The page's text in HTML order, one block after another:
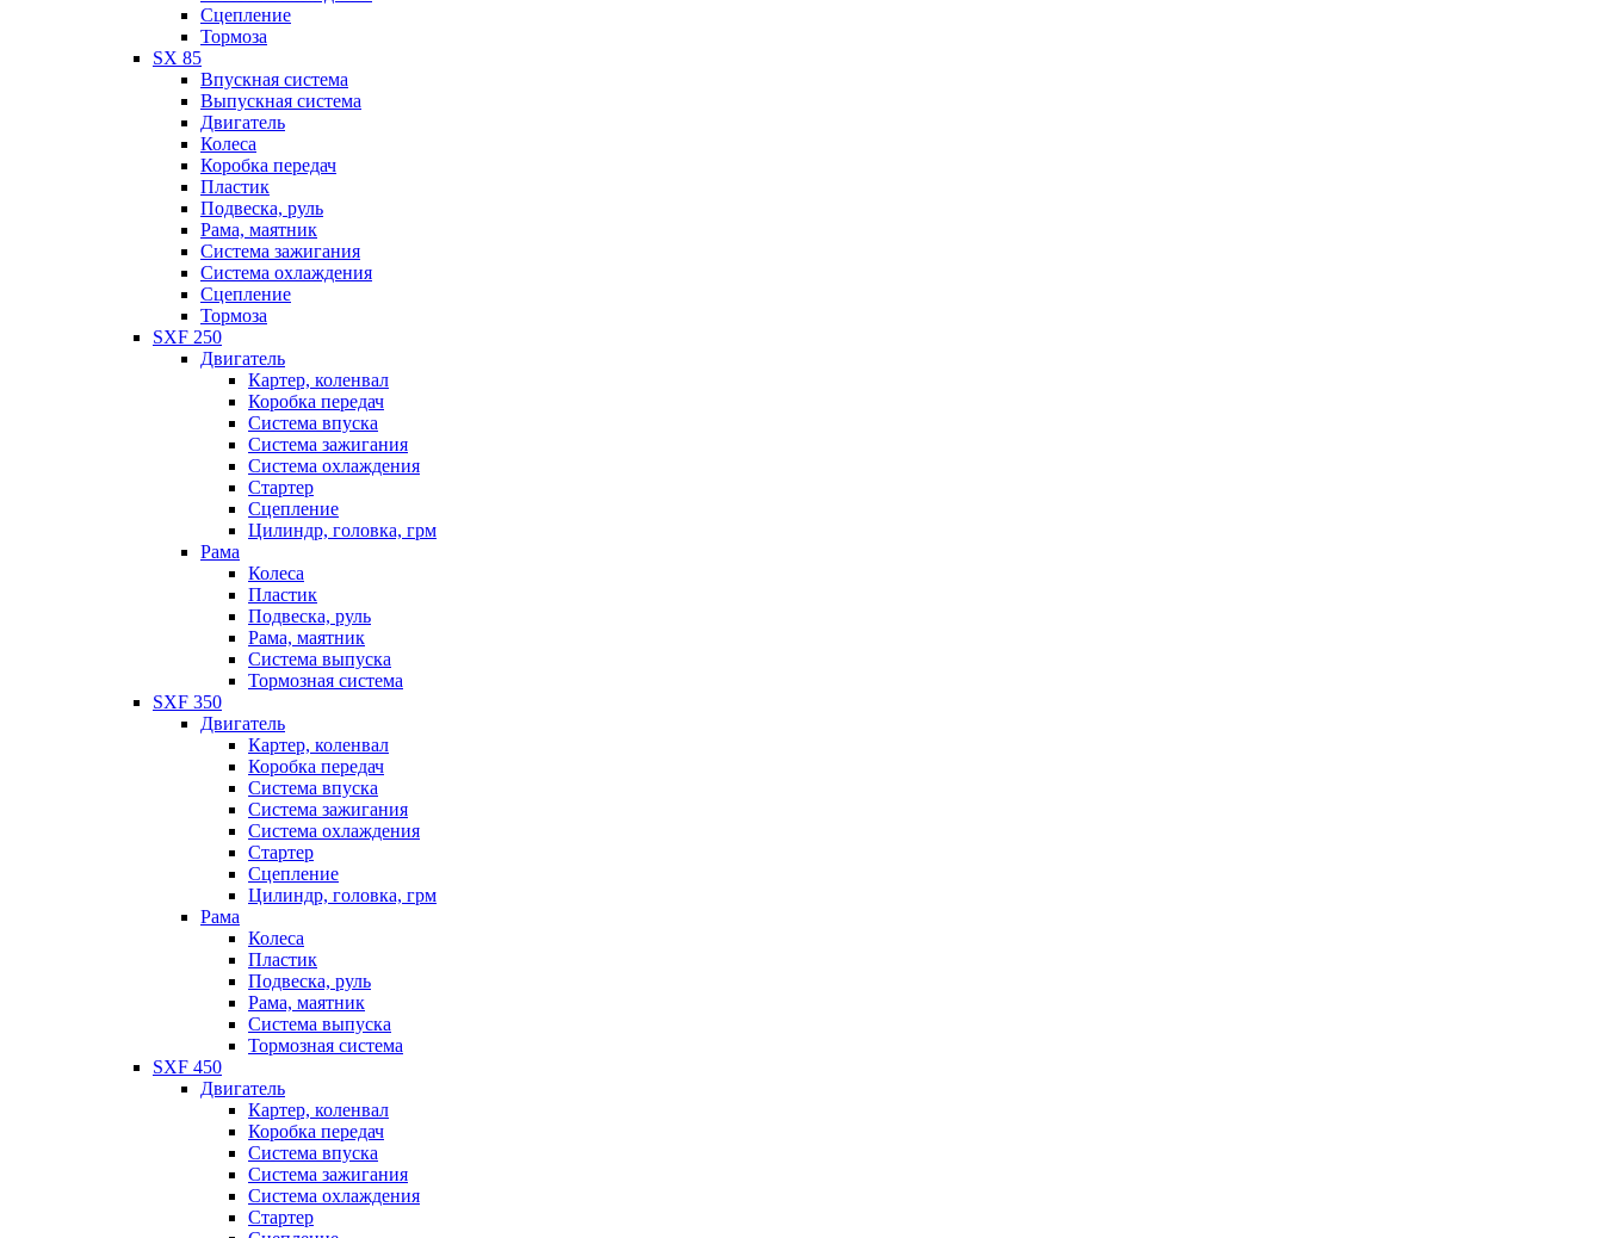
Сцепление
Тормоза
SX 85
Впускная система
Выпускная система
Двигатель
Колеса
Коробка передач
Пластик
Подвеска, руль
Рама, маятник
Система зажигания
Система охлаждения
Сцепление
Тормоза
SXF 250
Двигатель
Картер, коленвал
Коробка передач
Система впуска
Система зажигания
Система охлаждения
Стартер
Сцепление
Цилиндр, головка, грм
Рама
Колеса
Пластик
Подвеска, руль
Рама, маятник
Система выпуска
Тормозная система
SXF 350
Двигатель
Картер, коленвал
Коробка передач
Система впуска
Система зажигания
Система охлаждения
Стартер
Сцепление
Цилиндр, головка, грм
Рама
Колеса
Пластик
Подвеска, руль
Рама, маятник
Система выпуска
Тормозная система
SXF 450
Двигатель
Картер, коленвал
Коробка передач
Система впуска
Система зажигания
Система охлаждения
Стартер